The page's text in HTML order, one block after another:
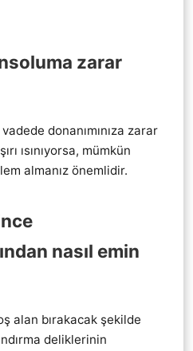
zarar
vadede donanımınıza zarar
ısınıyorsa, mümkün
almanız önemlidir.
nasıl emin
alan bırakacak şekilde
deliklerinin